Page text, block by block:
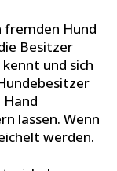
fremden Hund
Besitzer
und sich
Hand
lassen. Wenn
werden.